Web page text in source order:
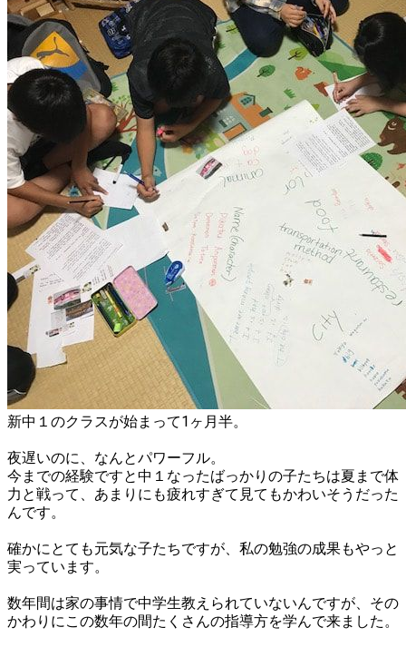
新中１のクラスが始まって1ヶ月半。
夜遅いのに、なんとパワーフル。
今までの経験ですと中１なったばっかりの子たちは夏まで体
力と戦って、あまりにも疲れすぎて見てもかわいそうだった
んです。
確かにとても元気な子たちですが、私の勉強の成果もやっと
実っています。
数年間は家の事情で中学生教えられていないんですが、その
かわりにこの数年の間たくさんの指導方を学んで来ました。